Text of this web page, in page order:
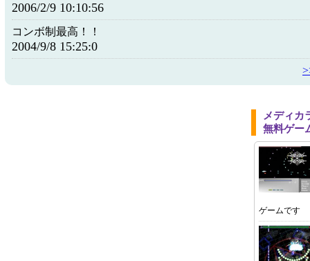
2006/2/9 10:10:56
コンボ制最高！！
2004/9/8 15:25:0
メディカ
無料ゲー
ゲームです